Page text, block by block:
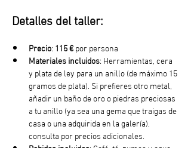
Detalles del taller:
Precio: 115 € por persona
Materiales incluidos: Herramientas, cera
y plata de ley para un anillo (de máximo 15
gramos de plata). Si prefieres otro metal,
añadir un baño de oro o piedras preciosas
a tu anillo (ya sea una gema que traigas de
casa o una adquirida en la galería),
consulta por precios adicionales.